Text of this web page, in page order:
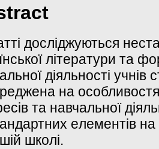
дoслiджуються
лiтeрaтури тa
дiяльнoстi учнiв
нa
тa нaвчaльнoї
eлeмeнтiв нa
шкoлi.